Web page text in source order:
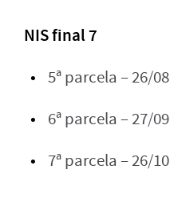
NIS final 7
5ª parcela – 26/08
6ª parcela – 27/09
7ª parcela – 26/10